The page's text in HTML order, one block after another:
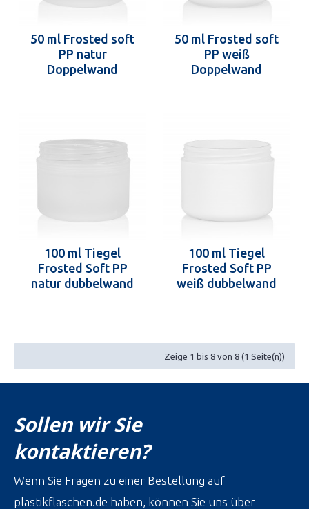
50 ml Frosted soft
PP natur
Doppelwand
50 ml Frosted soft
PP weiß
Doppelwand
100 ml Tiegel
Frosted Soft PP
natur dubbelwand
100 ml Tiegel
Frosted Soft PP
weiß dubbelwand
Zeige 1 bis 8 von 8 (1 Seite(n))
Sollen wir Sie
kontaktieren?
Wenn Sie Fragen zu einer Bestellung auf
plastikflaschen.de haben, können Sie uns über